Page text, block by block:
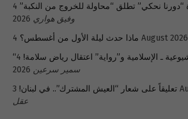
“دورنا نحكي” تطلق “محاولة للخروج من النكبة” 4 August
2026 وفيق هواري
ماذا حدث ليلة الأول من أغسطس؟ 4 August 2026
ـ الإسلامية و”رواية” اعتقال رياض سلامة! 4 August
2026 سمير سرعين
تعليقاً على شعار “العيش المشترك”.. في لبنان! 3
عقل